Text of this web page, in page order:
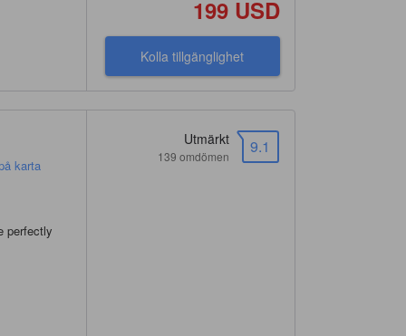
199 USD
Kolla tillgänglighet
karta
perfectly
9.1
Utmärkt
139 omdömen